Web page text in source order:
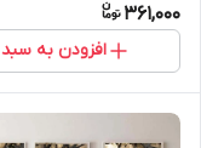
361,000
افزودن به سبد